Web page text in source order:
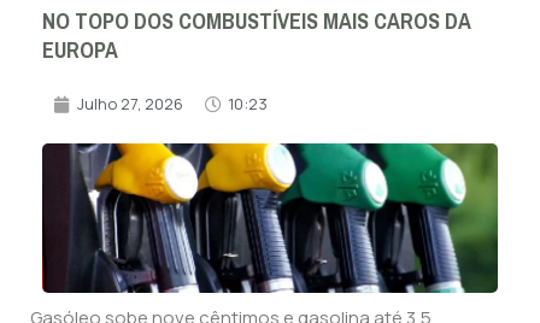
NO TOPO DOS COMBUSTÍVEIS MAIS CAROS DA
EUROPA
Julho 27, 2026 10:23